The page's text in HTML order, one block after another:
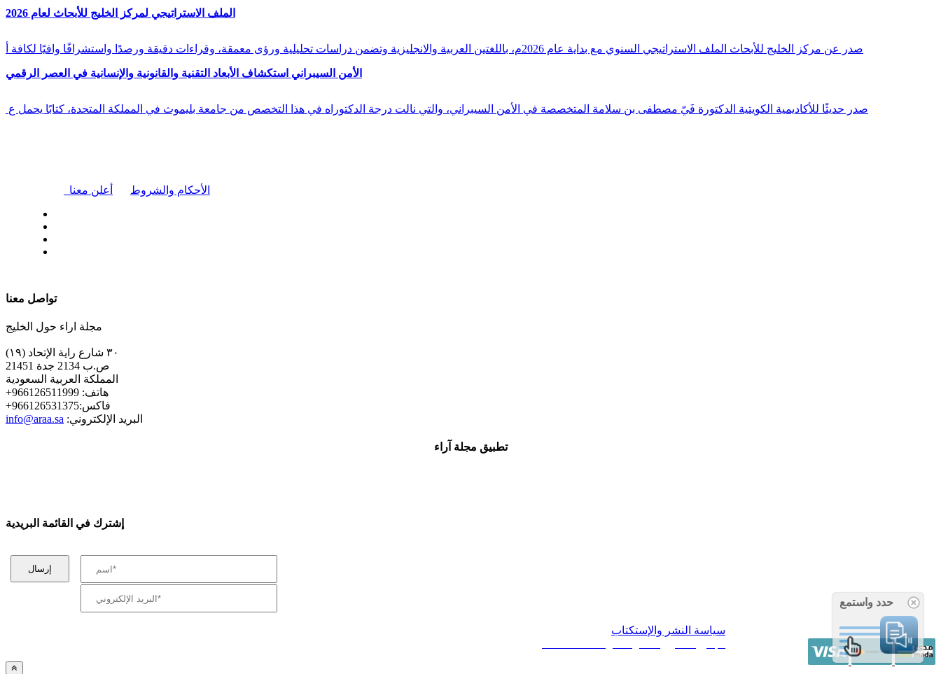
الملف الاستراتيجي لمركز الخليج للأبحاث لعام 2026
صدر عن مركز الخليج للأبحاث الملف الاستراتيجي السنوي مع بداية عام 2026م، باللغتين العربية والانجليزية وتضمن دراسات تحليلية ورؤى معمقة، وقراءات دقيقة ورصدًا واستشرافًا وافيًا لكافة أ
الأمن السيبراني استكشاف الأبعاد التقنية والقانونية والإنسانية في العصر الرقمي
صدر حديثًا للأكاديمية الكويتية الدكتورة فَيّ مصطفى بن سلامة المتخصصة في الأمن السيبراني، والتي نالت درجة الدكتوراه في هذا التخصص من جامعة بليموث في المملكة المتحدة، كتابًا يحمل ع
أعلن معنا الأحكام والشروط
تواصل معنا
مجلة اراء حول الخليج
٣٠ شارع راية الإتحاد (١٩)
ص.ب 2134 جدة 21451
المملكة العربية السعودية
+هاتف: 966126511999
+فاكس:966126531375
info@araa.sa :البريد الإلكتروني
تطبيق مجلة آراء
إشترك في القائمة البريدية
سياسة النشر والإستكتاب
حدد واستمع